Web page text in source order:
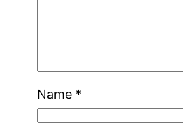
Name *